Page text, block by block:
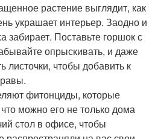
растение выглядит, как
украшает интерьер. Заодно и
забирает. Поставьте горшок с
опрыскивать, и даже
листочки, чтобы добавить к
фитонциды, которые
можно его не только дома
стол в офисе, чтобы